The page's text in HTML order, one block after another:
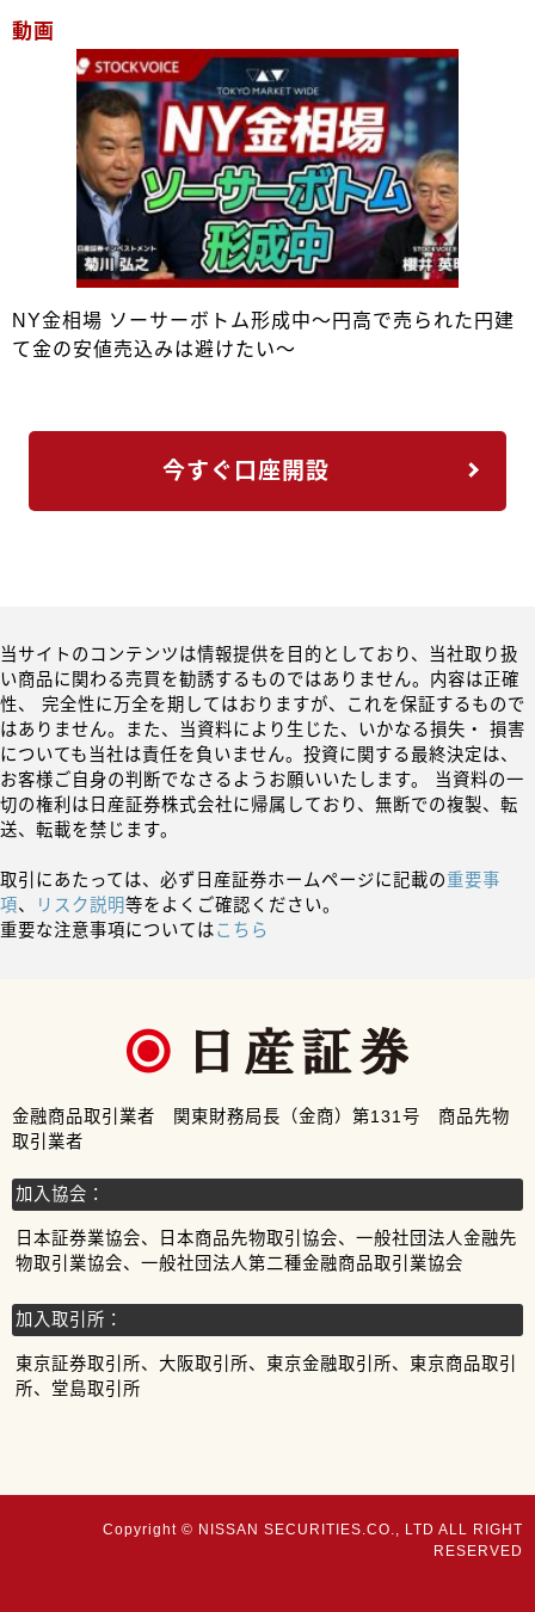
動画
NY金相場 ソーサーボトム形成中～円高で売られた円建
て金の安値売込みは避けたい～
今すぐ口座開設
当サイトのコンテンツは情報提供を目的としており、当社取り扱
い商品に関わる売買を勧誘するものではありません。内容は正確
性、 完全性に万全を期してはおりますが、これを保証するもので
はありません。また、当資料により生じた、いかなる損失・ 損害
についても当社は責任を負いません。投資に関する最終決定は、
お客様ご自身の判断でなさるようお願いいたします。 当資料の一
切の権利は日産証券株式会社に帰属しており、無断での複製、転
送、転載を禁じます。
取引にあたっては、必ず日産証券ホームページに記載の重要事
項、 リスク説明等をよくご確認ください。
重要な注意事項についてはこちら
金融商品取引業者 関東財務局長（金商）第131号 商品先物
取引業者
加入協会：
日本証券業協会、日本商品先物取引協会、一般社団法人金融先
物取引業協会、一般社団法人第二種金融商品取引業協会
加入取引所：
東京証券取引所、大阪取引所、東京金融取引所、東京商品取引
所、堂島取引所
Copyright © NISSAN SECURITIES.CO., LTD ALL RIGHT
RESERVED